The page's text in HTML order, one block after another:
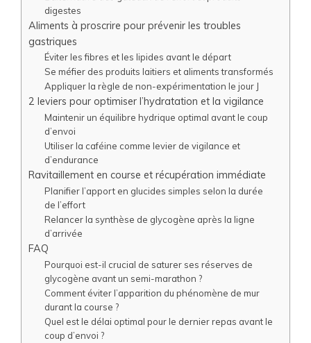
digestes
Aliments à proscrire pour prévenir les troubles
gastriques
Éviter les fibres et les lipides avant le départ
Se méfier des produits laitiers et aliments transformés
Appliquer la règle de non-expérimentation le jour J
2 leviers pour optimiser l’hydratation et la vigilance
Maintenir un équilibre hydrique optimal avant le coup
d’envoi
Utiliser la caféine comme levier de vigilance et
d’endurance
Ravitaillement en course et récupération immédiate
Planifier l’apport en glucides simples selon la durée
de l’effort
Relancer la synthèse de glycogène après la ligne
d’arrivée
FAQ
Pourquoi est-il crucial de saturer ses réserves de
glycogène avant un semi-marathon ?
Comment éviter l’apparition du phénomène de mur
durant la course ?
Quel est le délai optimal pour le dernier repas avant le
coup d’envoi ?